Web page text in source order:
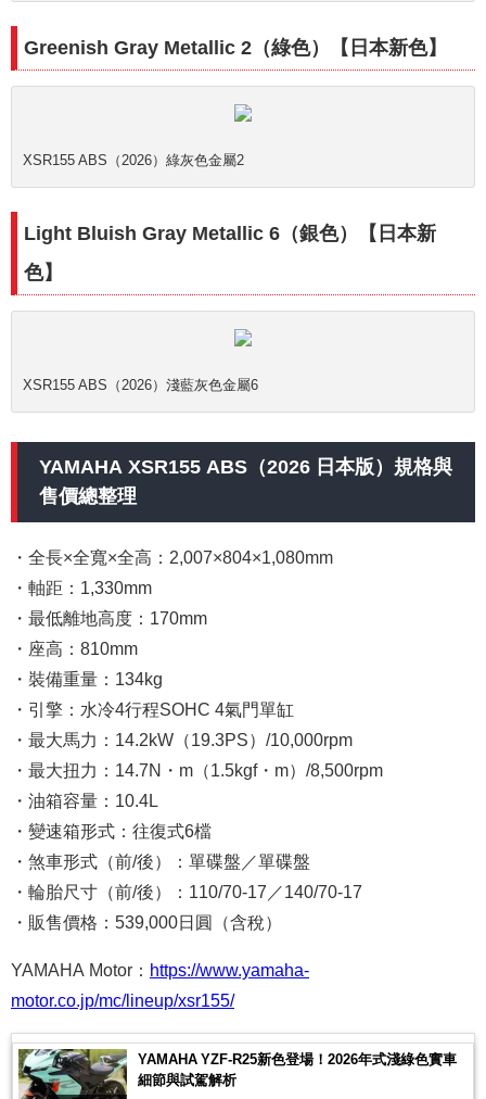
Greenish Gray Metallic 2（綠色）【日本新色】
XSR155 ABS（2026）綠灰色金屬2
Light Bluish Gray Metallic 6（銀色）【日本新
色】
XSR155 ABS（2026）淺藍灰色金屬6
YAMAHA XSR155 ABS（2026 日本版）規格與
售價總整理
・全長×全寬×全高：2,007×804×1,080mm
・軸距：1,330mm
・最低離地高度：170mm
・座高：810mm
・裝備重量：134kg
・引擎：水冷4行程SOHC 4氣門單缸
・最大馬力：14.2kW（19.3PS）/10,000rpm
・最大扭力：14.7N・m（1.5kgf・m）/8,500rpm
・油箱容量：10.4L
・變速箱形式：往復式6檔
・煞車形式（前/後）：單碟盤／單碟盤
・輪胎尺寸（前/後）：110/70-17／140/70-17
・販售價格：539,000日圓（含稅）
YAMAHA Motor： https://www.yamaha-
motor.co.jp/mc/lineup/xsr155/
YAMAHA YZF-R25新色登場！2026年式淺綠色實車
細節與試駕解析